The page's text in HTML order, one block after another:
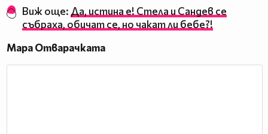
Виж още: Да, истина е! Стела и Сандев се
събраха, обичат се, но чакат ли бебе?!
Мара Отварачката